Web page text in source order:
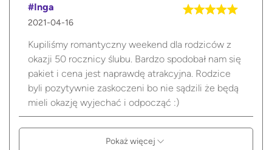
#Inga
2021-04-16
Kupiliśmy romantyczny weekend dla rodziców z
okazji 50 rocznicy ślubu. Bardzo spodobał nam się
pakiet i cena jest naprawdę atrakcyjna. Rodzice
byli pozytywnie zaskoczeni bo nie sądzili że będą
mieli okazję wyjechać i odpocząć :)
Pokaż więcej